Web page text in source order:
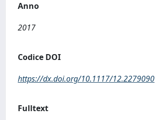
Anno
2017
Codice DOI
https://dx.doi.org/10.1117/12.2279090
Fulltext